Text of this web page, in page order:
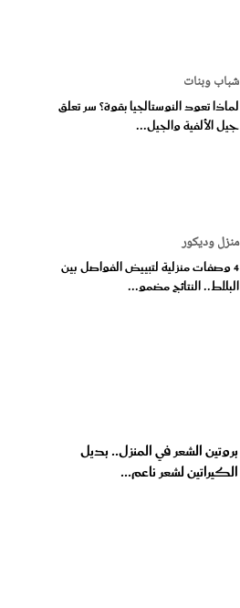
شباب وبنات
لماذا تعود النوستالجيا بقوة؟ سر تعلق
جيل الألفية والجيل...
منزل وديكور
4 وصفات منزلية لتبييض الفواصل بين
البلاط.. النتائج مضمو...
بروتين الشعر في المنزل.. بديل
الكيراتين لشعر ناعم...